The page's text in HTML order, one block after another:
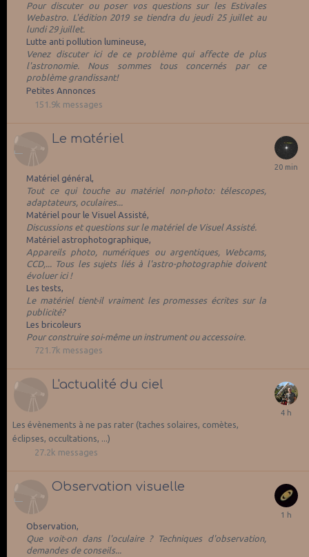
Pour discuter ou poser vos questions sur les Estivales
Webastro. L'édition 2019 se tiendra du jeudi 25 juillet au
lundi 29 juillet.
Lutte anti pollution lumineuse
Venez discuter ici de ce problème qui affecte de plus
l'astronomie. Nous sommes tous concernés par ce
problème grandissant!
Petites Annonces
151.9k messages
Le matériel
Matériel général
Tout ce qui touche au matériel non-photo: télescopes,
adaptateurs, oculaires...
Matériel pour le Visuel Assisté
Discussions et questions sur le matériel de Visuel Assisté.
Matériel astrophotographique
Appareils photo, numériques ou argentiques, Webcams,
CCD,... Tous les sujets liés à l'astro-photographie doivent
évoluer ici !
Les tests
Le matériel tient-il vraiment les promesses écrites sur la
publicité?
Les bricoleurs
Pour construire soi-même un instrument ou accessoire.
721.7k messages
L'actualité du ciel
Les évènements à ne pas rater (taches solaires, comètes,
éclipses, occultations, ...)
27.2k messages
Observation visuelle
Observation
Que voit-on dans l'oculaire ? Techniques d'observation,
demandes de conseils...